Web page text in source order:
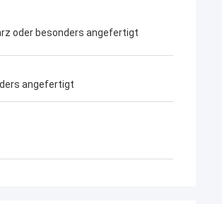
oder besonders angefertigt
angefertigt